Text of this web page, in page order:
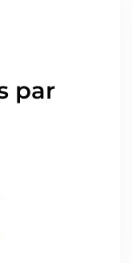
par